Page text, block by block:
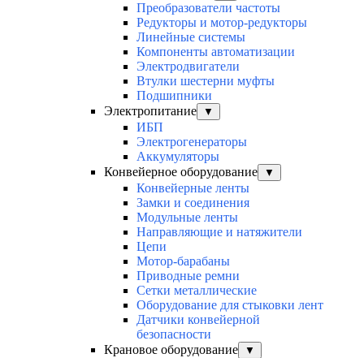
Преобразователи частоты
Редукторы и мотор-редукторы
Линейные системы
Компоненты автоматизации
Электродвигатели
Втулки шестерни муфты
Подшипники
Электропитание
▼
ИБП
Электрогенераторы
Аккумуляторы
Конвейерное оборудование
▼
Конвейерные ленты
Замки и соединения
Модульные ленты
Направляющие и натяжители
Цепи
Мотор-барабаны
Приводные ремни
Сетки металлические
Оборудование для стыковки лент
Датчики конвейерной
безопасности
Крановое оборудование
▼